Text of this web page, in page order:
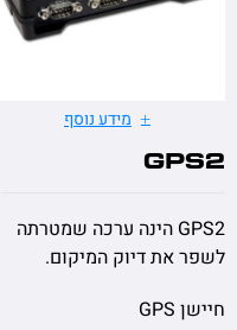
מידע נוסף
GPS2 הינה ערכה שמטרתה
דיוק המיקום.